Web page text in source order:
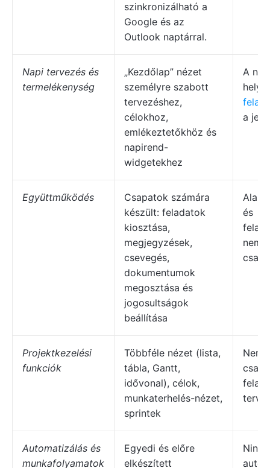
szinkronizálható a
Google és az
Outlook naptárral.
Napi tervezés és
termelékenység
„Kezdőlap” nézet
személyre szabott
tervezéshez,
célokhoz,
emlékeztetőkhöz és
napirend-
widgetekhez
A
a
Együttműködés
Csapatok számára
készült: feladatok
kiosztása,
megjegyzések,
csevegés,
dokumentumok
megosztása és
jogosultságok
beállítása
és
nem
Projektkezelési
funkciók
Többféle nézet (lista,
tábla, Gantt,
idővonal), célok,
munkaterhelés-nézet,
sprintek
Nem
Automatizálás és
munkafolyamatok
Egyedi és előre
elkészített
Nincs